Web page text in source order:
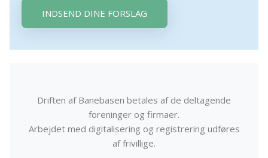
INDSEND DINE FORSLAG
Driften af Banebasen betales af de deltagende
foreninger og firmaer.
Arbejdet med digitalisering og registrering udføres
af frivillige.